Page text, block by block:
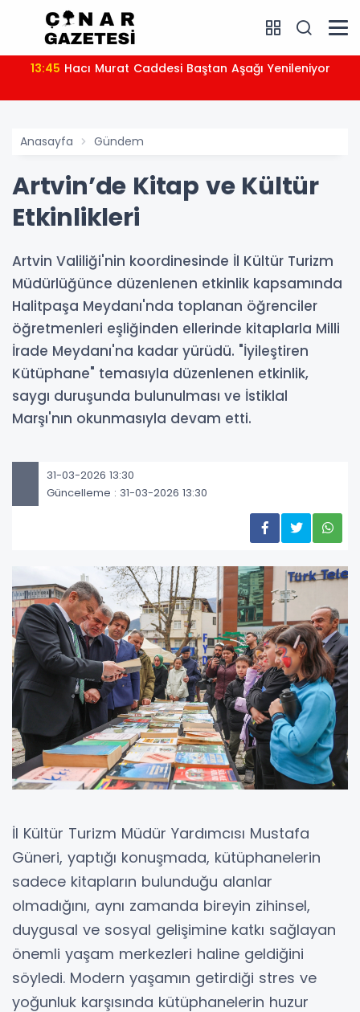
13:45 Hacı Murat Caddesi Baştan Aşağı Yenileniyor
Anasayfa Gündem
Artvin’de Kitap ve Kültür
Etkinlikleri
Artvin Valiliği'nin koordinesinde İl Kültür Turizm
Müdürlüğünce düzenlenen etkinlik kapsamında
Halitpaşa Meydanı'nda toplanan öğrenciler
öğretmenleri eşliğinden ellerinde kitaplarla Milli
İrade Meydanı'na kadar yürüdü. "İyileştiren
Kütüphane" temasıyla düzenlenen etkinlik,
saygı duruşunda bulunulması ve İstiklal
Marşı'nın okunmasıyla devam etti.
31-03-2026 13:30
Güncelleme : 31-03-2026 13:30
İl Kültür Turizm Müdür Yardımcısı Mustafa
Güneri, yaptığı konuşmada, kütüphanelerin
sadece kitapların bulunduğu alanlar
olmadığını, aynı zamanda bireyin zihinsel,
duygusal ve sosyal gelişimine katkı sağlayan
önemli yaşam merkezleri haline geldiğini
söyledi. Modern yaşamın getirdiği stres ve
yoğunluk karşısında kütüphanelerin huzur